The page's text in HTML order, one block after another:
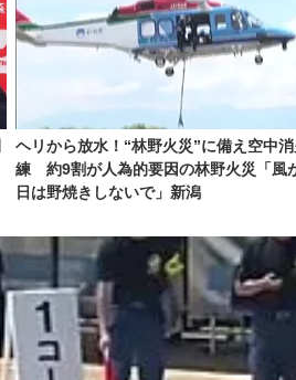
ヘリから放水！“林野火災”に備え空中消
練 約9割が人為的要因の林野火災「風
日は野焼きしないで」新潟